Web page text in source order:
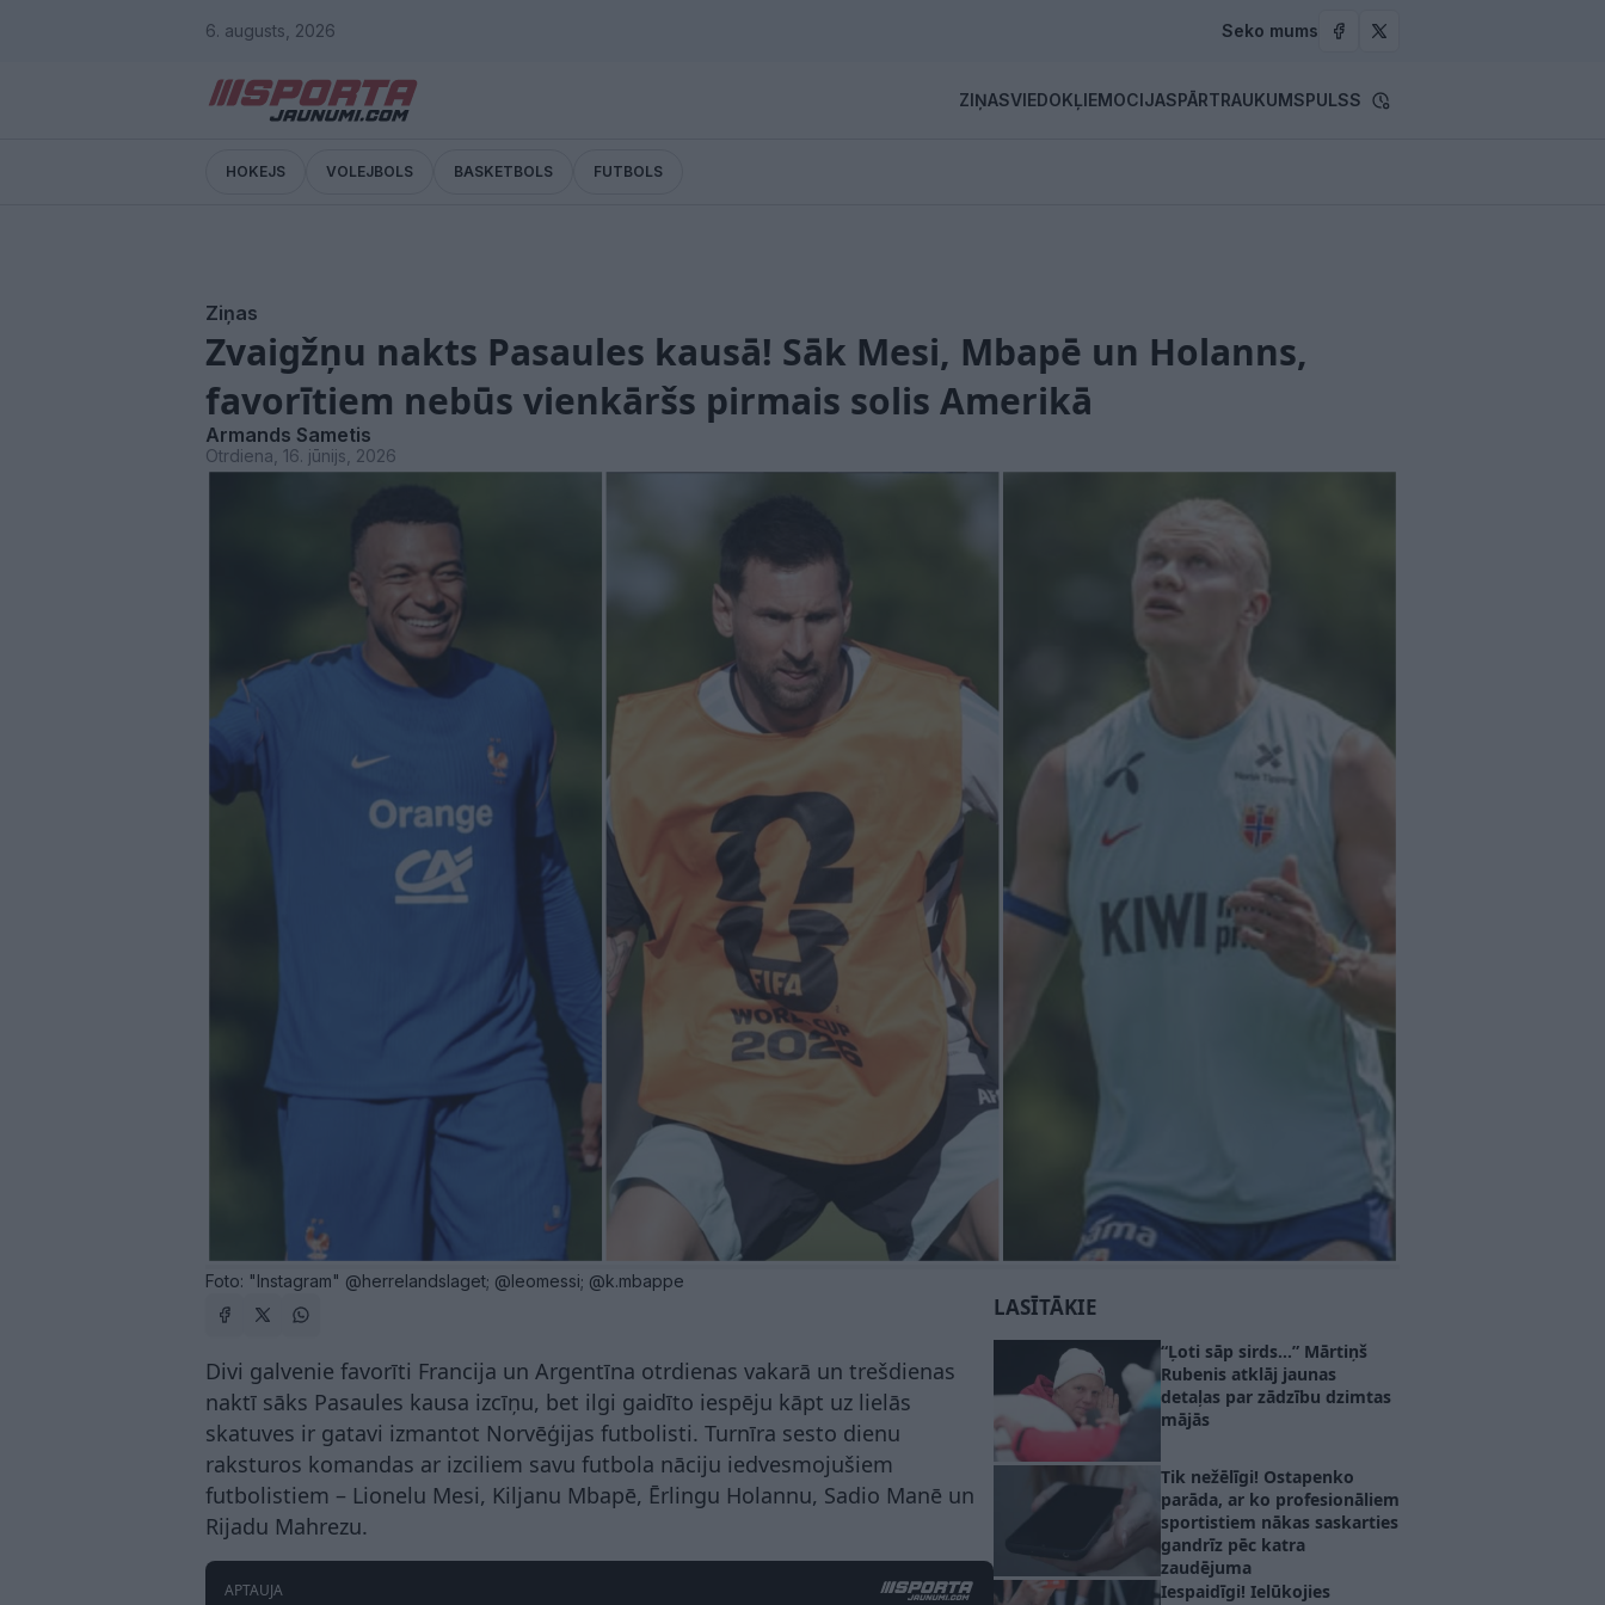
6. augusts, 2026 Seko mums
ZIŅASVIEDOKĻIEMOCIJASPĀRTRAUKUMSPULSS
HOKEJS VOLEJBOLS BASKETBOLS FUTBOLS
Ziņas
Zvaigžņu nakts Pasaules kausā! Sāk Mesi, Mbapē un Holanns,
favorītiem nebūs vienkāršs pirmais solis Amerikā
Armands Sametis
Otrdiena, 16. jūnijs, 2026
Foto: "Instagram" @herrelandslaget; @leomessi; @k.mbappe
Divi galvenie favorīti Francija un Argentīna otrdienas vakarā un trešdienas
naktī sāks Pasaules kausa izcīņu, bet ilgi gaidīto iespēju kāpt uz lielās
skatuves ir gatavi izmantot Norvēģijas futbolisti. Turnīra sesto dienu
raksturos komandas ar izciliem savu futbola nāciju iedvesmojušiem
futbolistiem – Lionelu Mesi, Kiljanu Mbapē, Ērlingu Holannu, Sadio Manē un
Rijadu Mahrezu.
APTAUJA
LASĪTĀKIE
“Ļoti sāp sirds…” Mārtiņš
Rubenis atklāj jaunas
detaļas par zādzību dzimtas
mājās
Tik nežēlīgi! Ostapenko
parāda, ar ko profesionāliem
sportistiem nākas saskarties
gandrīz pēc katra
zaudējuma
Iespaidīgi! Ielūkojies